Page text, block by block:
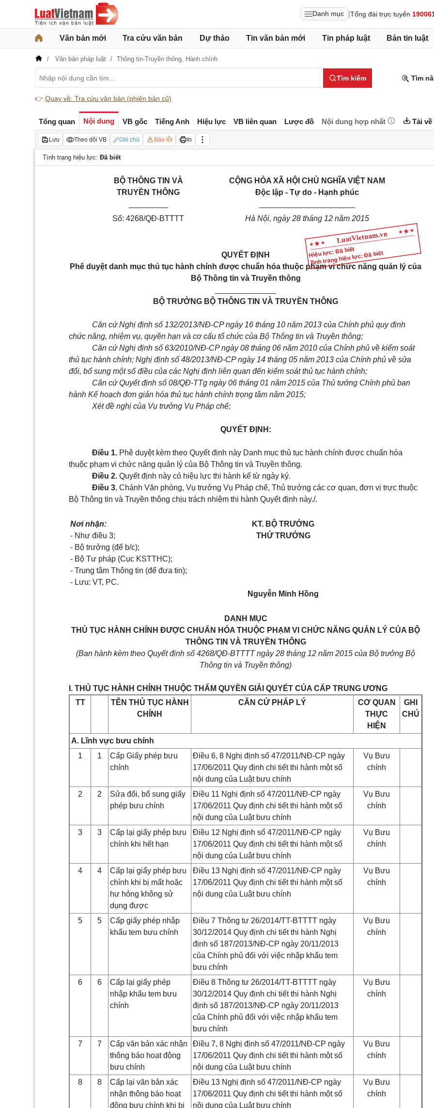
Danh mục Tổng đài trực tuyến
Văn bản mới Tra cứu văn bản Dự thảo Tin văn bản mới Tin pháp luật Bản tin luật
Văn bản pháp luật Thông tin-Truyền thông, Hành chính
Tìm kiếm Tìm
👉 Quay về: Tra cứu văn bản (phiên bản cũ)
Tổng quan Nội dung VB gốc Tiếng Anh Hiệu lực VB liên quan Lược đồ Nội dung hợp nhất Tải về
Lưu Theo dõi VB Ghi chú Báo lỗi In
Tình trạng hiệu lực: Đã biết
Hiệu lực: Đã biết
Tình trạng hiệu lực: Đã biết
BỘ THÔNG TIN VÀ
TRUYỀN THÔNG
CỘNG HÒA XÃ HỘI CHỦ NGHĨA VIỆT NAM
Độc lập - Tự do - Hạnh phúc
Số: 4268/QĐ-BTTTT Hà Nội, ngày28 tháng 12 năm 2015
QUYẾT ĐỊNH
P hê duyệt danh mục thủ tục hành chính được chuẩn hóa thuộc phạm vi chức năng quản lý của
Bộ Thông tin và Truyền thông
BỘ TRƯỞNG BỘ THÔNG TIN VÀ TRUYỀN THÔNG
Căn cứ Nghị định số 132/2013/NĐ-CP ngày 16 tháng 10 năm 2013 của Chính phủ quy định
chức năng, nhiệm vụ, quyền hạn và cơ cấu tổ chức của Bộ Thông tin và Truyền thông;
Căn cứ Nghị định số 63/2010/NĐ-CP ngày 08 tháng 06 năm 2010 của Chính phủ về kiểm soát
thủ tục hành chính; Nghị định số 48/2013/NĐ-CP ngày 14 tháng 05 năm 2013 của Chính phủ về sửa
đổi, bổ sung một số điều của các Nghị định liên quan đến kiểm soát thủ tục hành chính;
Căn cứ Quyết định số 08/QĐ-TTg ngày 06 tháng 01 năm 2015 của Thủ tướng Chính phủ ban
hành Kế hoạch đơn giản hóa thủ tục hành chính trọng tâm năm 2015;
Xét đề nghị của Vụ trưởng Vụ Pháp chế;
QUYẾT ĐỊNH:
Điều 1. Phê duyệt kèm theo Quyết định này Danh mục thủ tục hành chính được chuẩn hóa
thuộc phạm vi chức năng quản lý của Bộ Thông tin và Truyền thông.
Điều 2. Quyết định này có hiệu lực thi hành kể từ ngày ký.
Điều 3. Chánh Văn phòng, Vụ trưởng Vụ Pháp chế, Thủ trưởng các cơ quan, đơn vị trực thuộc
Bộ Thông tin và Truyền thông chịu trách nhiệm thi hành Quyết định này./.
Nơi nhận:
- Như điều 3;
- Bộ trưởng (để b/c);
- Bộ Tư pháp (Cục KSTTHC);
- Trung tâm Thông tin (để đưa tin);
- Lưu: VT, PC.
KT. BỘ TRƯỞNG
THỨ TRƯỞNG
Nguyễn Minh Hồng
DANH MỤC
TH Ủ TỤC HÀNH CHÍNH ĐƯỢC CHUẨN HÓA THUỘC PHẠM VI CHỨC NĂNG QUẢN LÝ CỦA BỘ
THÔNG TIN VÀ TRUYỀN THÔNG
(Ban hành kèm theo Quyết định số 4268/QĐ-BTTTT ngày 28 tháng 12 năm 2015 của Bộ trưởng Bộ
Thông tin và Truyền thông)
I. THỦ TỤC HÀNH CHÍNH THUỘC THẨM QUYỀN GIẢI QUYẾT CỦA CẤP TRUNG ƯƠNG
TT
TÊN THỦ TỤC HÀNH
CHÍNH
CĂN CỨ PHÁP LÝ
CƠ QUAN
THỰC
HIỆN
GHI
CHÚ
A. Lĩnh vực bưu chính
1
1
Cấp Giấy phép bưu
chính
Điều 6, 8 Nghị định số 47/2011/NĐ-CP ngày
17/06/2011 Quy định chi tiết thi hành một số
nội dung của Luật bưu chính
Vụ Bưu
chính
2 2
Sửa đổi, bổ sung giấy
phép bưu chính
Điều 11 Nghị định số 47/2011/NĐ-CP ngày
17/06/2011 Quy định chi tiết thi hành một số
nội dung của Luật bưu chính
Vụ Bưu
chính
3 3
Cấp lại giấy phép bưu
chính khi hết hạn
Điều 12 Nghị định số 47/2011/NĐ-CP ngày
17/06/2011 Quy định chi tiết thi hành một số
nội dung của Luật bưu chính
Vụ Bưu
chính
4 4
Cấp lại giấy phép bưu
chính khi bị mất hoặc
hư hỏng không sử
dụng được
Điều 13 Nghị định số 47/2011/NĐ-CP ngày
17/06/2011 Quy định chi tiết thi hành một số
nội dung của Luật bưu chính
Vụ Bưu
chính
5 5
Cấp giấy phép nhập
khẩu tem bưu chính
Điều 7 Thông tư 26/2014/TT-BTTTT ngày
30/12/2014 Quy định chi tiết thi hành Nghị
định số 187/2013/NĐ-CP ngày 20/11/2013
của Chính phủ đối với việc nhập khẩu tem
bưu chính
Vụ Bưu
chính
6 6
Cấp lại giấy phép
nhập khẩu tem bưu
chính
Điều 8 Thông tư 26/2014/TT-BTTTT ngày
30/12/2014 Quy định chi tiết thi hành Nghị
định số 187/2013/NĐ-CP ngày 20/11/2013
của Chính phủ đối với việc nhập khẩu tem
bưu chính
Vụ Bưu
chính
7 7
Cấp văn bản xác nhận
thông báo hoạt động
bưu chính
Điều 7, 8 Nghị định số 47/2011/NĐ-CP ngày
17/06/2011 Quy định chi tiết thi hành một số
nội dung của Luật bưu chính
Vụ Bưu
chính
8 8
Cấp lại văn bản xác
nhận thông báo hoạt
động bưu chính khi bị
Điều 13 Nghị định số 47/2011/NĐ-CP ngày
17/06/2011 Quy định chi tiết thi hành một số
nội dung của Luật bưu chính
Vụ Bưu
chính